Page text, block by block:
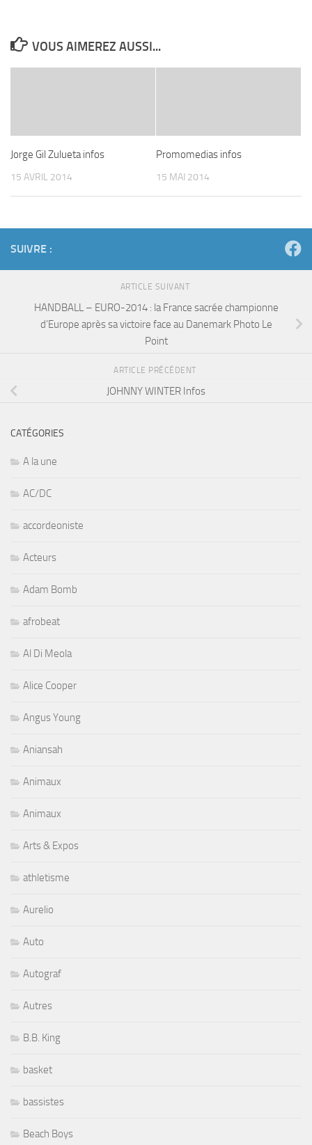
VOUS AIMEREZ AUSSI...
Jorge Gil Zulueta infos
15 AVRIL 2014
Promomedias infos
15 MAI 2014
SUIVRE :
ARTICLE SUIVANT
HANDBALL – EURO-2014 : la France sacrée championne
d’Europe après sa victoire face au Danemark Photo Le
Point
ARTICLE PRÉCÉDENT
JOHNNY WINTER Infos
CATÉGORIES
A la une
AC/DC
accordeoniste
Acteurs
Adam Bomb
afrobeat
Al Di Meola
Alice Cooper
Angus Young
Aniansah
Animaux
Animaux
Arts & Expos
athletisme
Aurelio
Auto
Autograf
Autres
B.B. King
basket
bassistes
Beach Boys